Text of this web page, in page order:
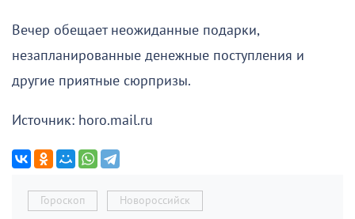
Вечер обещает неожиданные подарки,
незапланированные денежные поступления и
другие приятные сюрпризы.
Источник: horo.mail.ru
Гороскоп Новороссийск